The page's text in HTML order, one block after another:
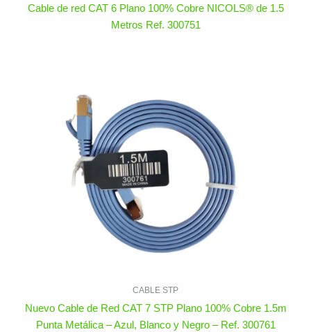
Cable de red CAT 6 Plano 100% Cobre NICOLS® de 1.5
Metros Ref. 300751
CABLE STP
Nuevo Cable de Red CAT 7 STP Plano 100% Cobre 1.5m
Punta Metálica – Azul, Blanco y Negro – Ref. 300761